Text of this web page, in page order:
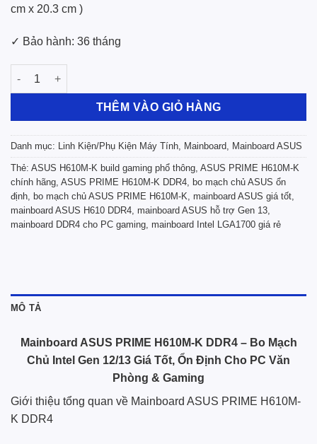
cm x 20.3 cm )
✓ Bảo hành: 36 tháng
Mainboard ASUS PRIME H610M-K DDR4 số lượng
THÊM VÀO GIỎ HÀNG
Danh mục: Linh Kiện/Phụ Kiện Máy Tính, Mainboard, Mainboard ASUS
Thẻ: ASUS H610M-K build gaming phổ thông, ASUS PRIME H610M-K
chính hãng, ASUS PRIME H610M-K DDR4, bo mạch chủ ASUS ổn
định, bo mạch chủ ASUS PRIME H610M-K, mainboard ASUS giá tốt,
mainboard ASUS H610 DDR4, mainboard ASUS hỗ trợ Gen 13,
mainboard DDR4 cho PC gaming, mainboard Intel LGA1700 giá rẻ
MÔ TẢ
Mainboard ASUS PRIME H610M-K DDR4 – Bo Mạch
Chủ Intel Gen 12/13 Giá Tốt, Ổn Định Cho PC Văn
Phòng & Gaming
Giới thiệu tổng quan về Mainboard ASUS PRIME H610M-
K DDR4